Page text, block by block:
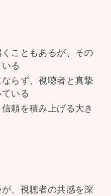
こともあるが、その
る
らず、視聴者と真摯
いる
頼を積み上げる大き
、視聴者の共感を深